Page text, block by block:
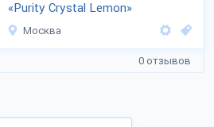
«Purity Сrystal Lemon»
Москва
0 отзывов